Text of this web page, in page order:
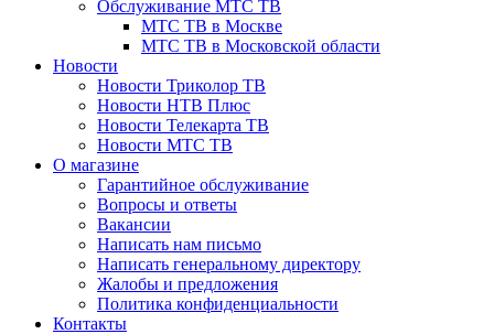
Обслуживание МТС ТВ
МТС ТВ в Москве
МТС ТВ в Московской области
Новости
Новости Триколор ТВ
Новости НТВ Плюс
Новости Телекарта ТВ
Новости МТС ТВ
О магазине
Гарантийное обслуживание
Вопросы и ответы
Вакансии
Написать нам письмо
Написать генеральному директору
Жалобы и предложения
Политика конфиденциальности
Контакты